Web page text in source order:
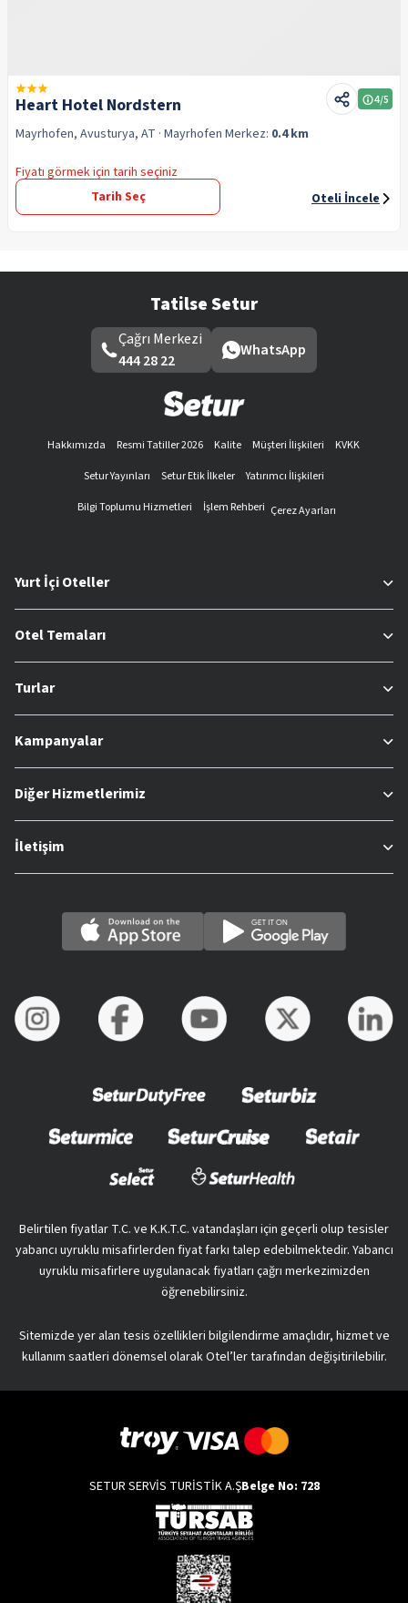
Heart Hotel Nordstern 4/5
Mayrhofen, Avusturya, AT · Mayrhofen Merkez: 0.4 km
Fiyatı görmek için tarih seçiniz
Tarih Seç
Oteli İncele
Tatilse Setur
Çağrı Merkezi
444 28 22
WhatsApp
Hakkımızda Resmi Tatiller 2026 Kalite Müşteri İlişkileri
KVKK
Setur Yayınları
Setur Etik İlkeler
Yatırımcı İlişkileri
Bilgi Toplumu Hizmetleri
İşlem Rehberi Çerez Ayarları
Yurt İçi Oteller
Otel Temaları
Turlar
Kampanyalar
Diğer Hizmetlerimiz
İletişim
Belirtilen fiyatlar T.C. ve K.K.T.C. vatandaşları için geçerli olup tesisler
yabancı uyruklu misafirlerden fiyat farkı talep edebilmektedir. Yabancı
uyruklu misafirlere uygulanacak fiyatları çağrı merkezimizden
öğrenebilirsiniz.
Sitemizde yer alan tesis özellikleri bilgilendirme amaçlıdır, hizmet ve
kullanım saatleri dönemsel olarak Otel’ler tarafından değişitirilebilir.
SETUR SERVİS TURİSTİK A.ŞBelge No: 728